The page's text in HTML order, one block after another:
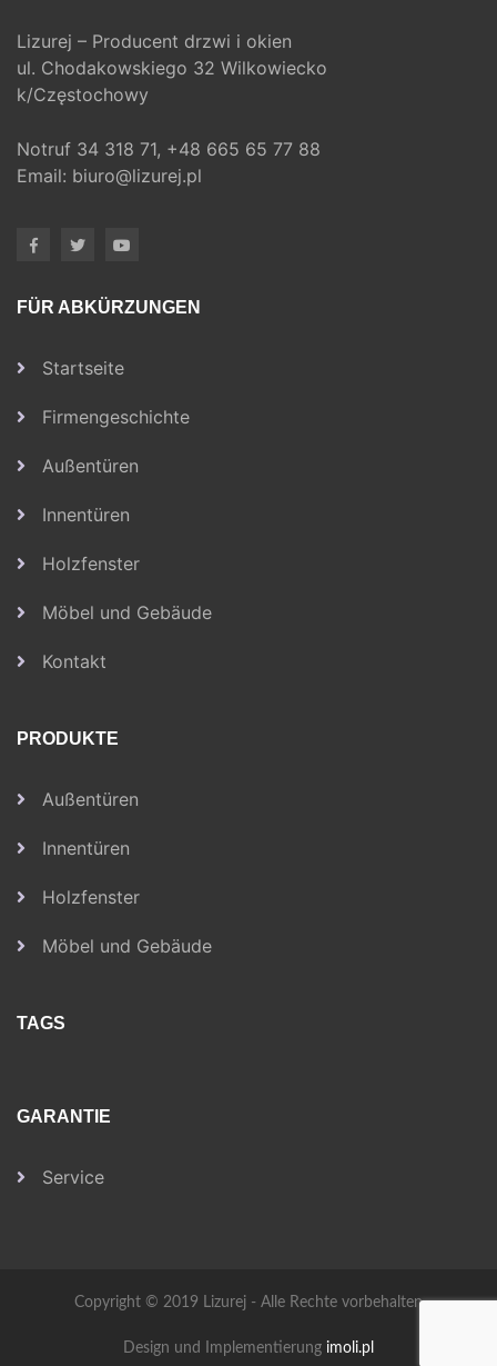
Lizurej – Producent drzwi i okien
ul. Chodakowskiego 32 Wilkowiecko
k/Częstochowy
Notruf 34 318 71, +48 665 65 77 88
Email: biuro@lizurej.pl
FÜR ABKÜRZUNGEN
Startseite
Firmengeschichte
Außentüren
Innentüren
Holzfenster
Möbel und Gebäude
Kontakt
PRODUKTE
Außentüren
Innentüren
Holzfenster
Möbel und Gebäude
TAGS
GARANTIE
Service
Copyright © 2019 Lizurej - Alle Rechte vorbehalten
Design und Implementierung imoli.pl